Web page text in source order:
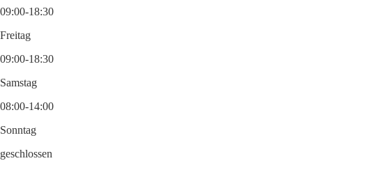
09:00-18:30
Freitag
09:00-18:30
Samstag
08:00-14:00
Sonntag
geschlossen